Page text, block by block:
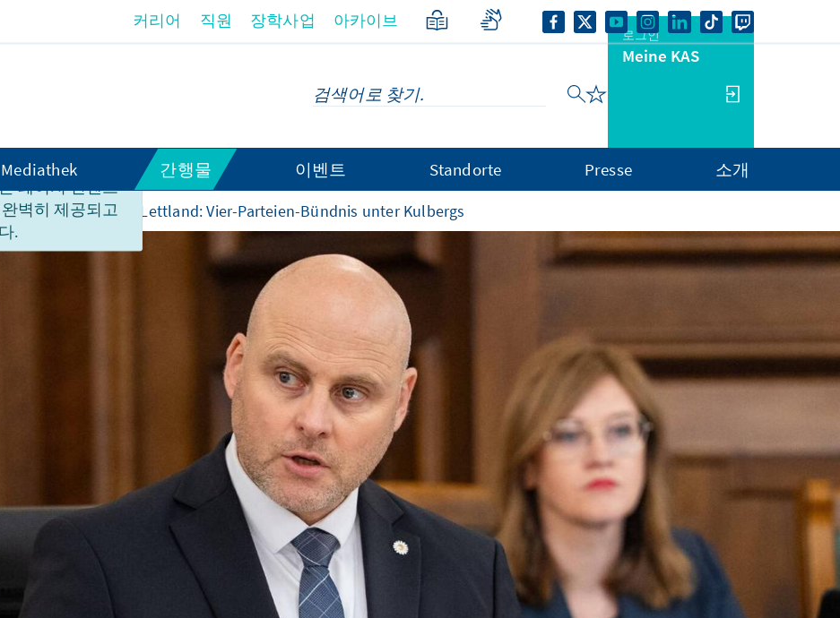
페이지 컨텐츠
벽히 제공되고
.
커리어 직원 장학사업 아카이브
로그인
Meine KAS
Mediathek 간행물 이벤트 Standorte Presse 소개
Neue Regierung in Lettland: Vier-Parteien-Bündnis unter Kulbergs